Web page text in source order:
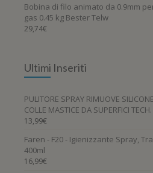
Bobina di filo animato da 0.9mm
gas 0.45 kg Bester Telw
29,74€
Ultimi Inseriti
PULITORE SPRAY RIMUOVE
COLLE MASTICE DA SUPERFICI TECH.
13,99€
Faren - F20 - Igienizzante Spray,
400ml
16,99€